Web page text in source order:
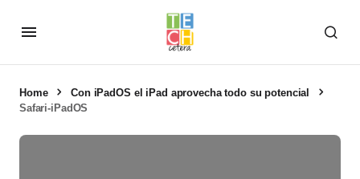
Home
Con iPadOS el iPad aprovecha todo su potencial
Safari-iPadOS